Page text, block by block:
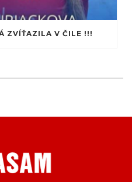
ZVÍŤAZILA V ČILE !!!